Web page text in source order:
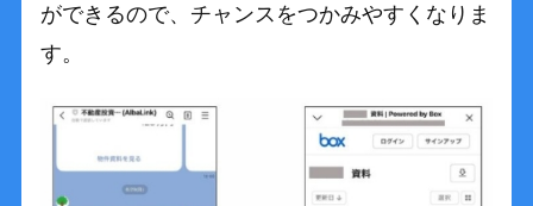
ができるので、チャンスをつかみやすくなりま
す。